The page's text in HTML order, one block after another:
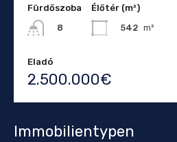
Fürdőszoba
8
Élőtér (m²)
542 m²
Eladó
2.500.000€
Immobilientypen